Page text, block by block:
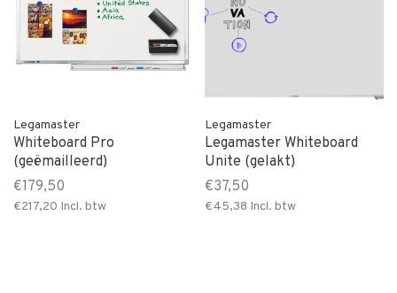
Legamaster
Whiteboard Pro
(geëmailleerd)
€179,50
€217,20 Incl. btw
Legamaster
Legamaster Whiteboard
Unite (gelakt)
€37,50
€45,38 Incl. btw